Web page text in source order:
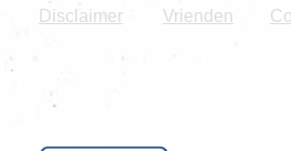
Disclaimer Vrienden